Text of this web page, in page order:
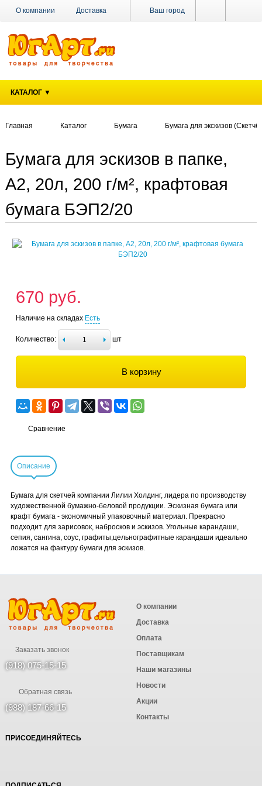
Ваш город
О компании Доставка
Наши магазины Новости
КАТАЛОГ ▼
Главная Каталог Бумага Бумага для экскизов
Бумага для эскизов в папке,
А2, 20л, 200 г/м², крафтовая
бумага БЭП2/20
670 руб.
Наличие на складах Есть
Количество: шт
В корзину
Сравнение
Описание
Бумага для скетчей компании Лилии Холдинг, лидера по производству
художественной бумажно-беловой продукции. Эскизная бумага или
крафт бумага - экономичный упаковочный материал. Прекрасно
подходит для зарисовок, набросков и эскизов. Угольные карандаши,
сепия, сангина, соус, графиты,цельнографитные карандаши идеально
ложатся на фактуру бумаги для эскизов.
Заказать звонок
(918) 075-15-15
Обратная связь
(988) 187-66-15
О компании
Доставка
Оплата
Поставщикам
Наши магазины
Новости
Акции
Контакты
ПРИСОЕДИНЯЙТЕСЬ